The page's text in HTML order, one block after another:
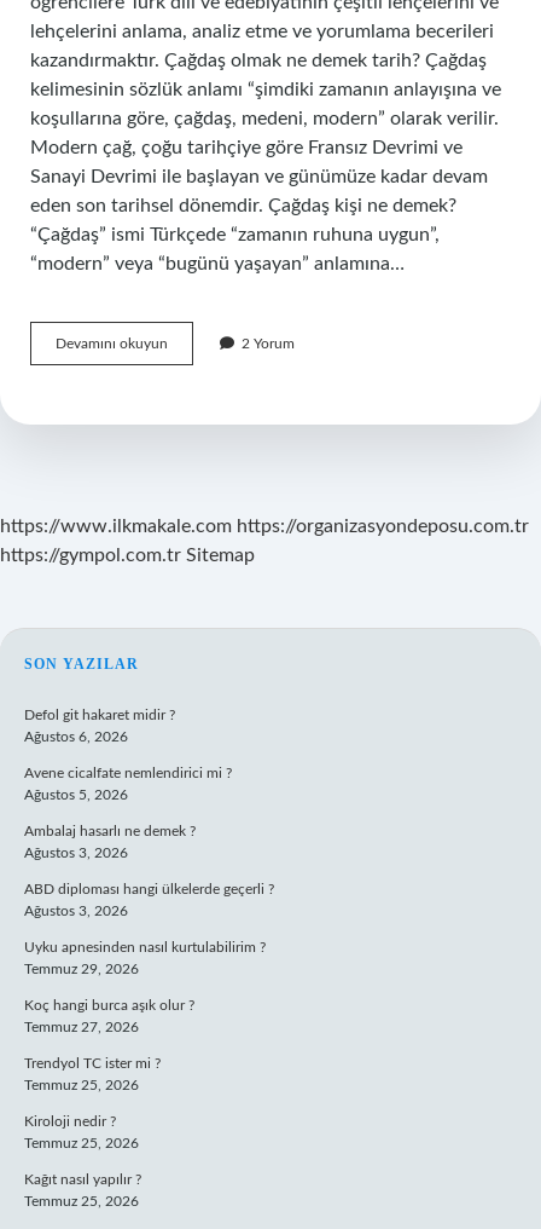
lehçelerini anlama, analiz etme ve yorumlama becerileri
kazandırmaktır. Çağdaş olmak ne demek tarih? Çağdaş
kelimesinin sözlük anlamı “şimdiki zamanın anlayışına ve
koşullarına göre, çağdaş, medeni, modern” olarak verilir.
Modern çağ, çoğu tarihçiye göre Fransız Devrimi ve
Sanayi Devrimi ile başlayan ve günümüze kadar devam
eden son tarihsel dönemdir. Çağdaş kişi ne demek?
“Çağdaş” ismi Türkçede “zamanın ruhuna uygun”,
“modern” veya “bugünü yaşayan” anlamına…
Devamını okuyun
Olmak
2 Yorum
https://www.ilkmakale.com https://organizasyondeposu.com.tr
https://gympol.com.tr Sitemap
SIDEBAR
SON YAZILAR
Defol git hakaret midir ?
Ağustos 6, 2026
Avene cicalfate nemlendirici mi ?
Ağustos 5, 2026
Ambalaj hasarlı ne demek ?
Ağustos 3, 2026
ABD diploması hangi ülkelerde geçerli ?
Ağustos 3, 2026
Uyku apnesinden nasıl kurtulabilirim ?
Temmuz 29, 2026
Koç hangi burca aşık olur ?
Temmuz 27, 2026
Trendyol TC ister mi ?
Temmuz 25, 2026
Kiroloji nedir ?
Temmuz 25, 2026
Kağıt nasıl yapılır ?
Temmuz 25, 2026